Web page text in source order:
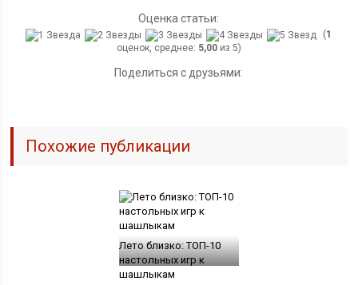
Оценка статьи:
(1
оценок, среднее: 5,00из 5)
Поделиться с друзьями:
Похожие публикации
Лето близко: ТОП-10
настольных игр к
шашлыкам